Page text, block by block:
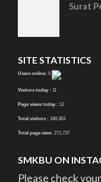
Surat
SITE STATISTICS
Users online: 0
Visitors today : 11
Page views today : 12
Total visitors : 188,363
Total page view: 271,737
SMKBU ON
Please check